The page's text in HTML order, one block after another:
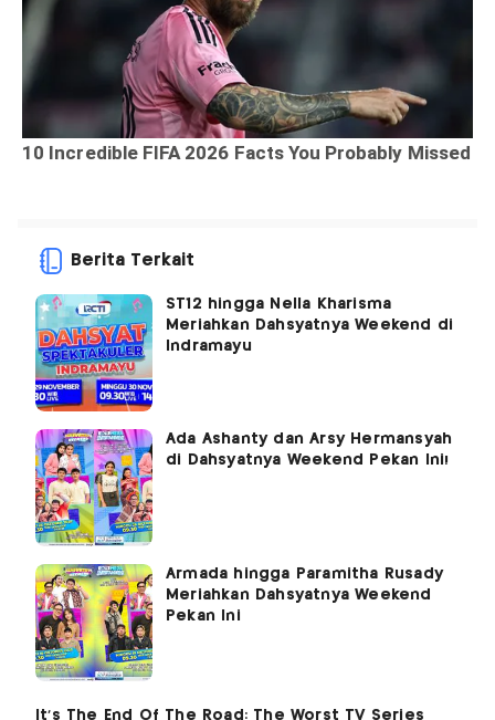
Berita Terkait
ST12 hingga Nella Kharisma
Meriahkan Dahsyatnya Weekend di
Indramayu
Ada Ashanty dan Arsy Hermansyah
di Dahsyatnya Weekend Pekan Ini!
Armada hingga Paramitha Rusady
Meriahkan Dahsyatnya Weekend
Pekan Ini